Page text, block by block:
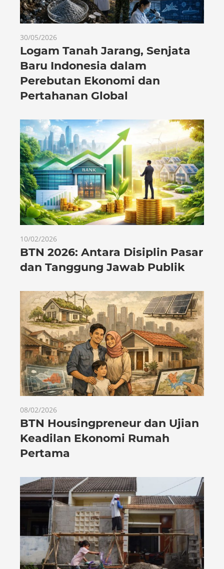
30/05/2026
Logam Tanah Jarang, Senjata
Baru Indonesia dalam
Perebutan Ekonomi dan
Pertahanan Global
10/02/2026
BTN 2026: Antara Disiplin Pasar
dan Tanggung Jawab Publik
08/02/2026
BTN Housingpreneur dan Ujian
Keadilan Ekonomi Rumah
Pertama